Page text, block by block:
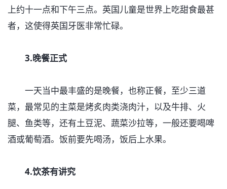
上约十一点和下午三点。英国儿童是世界上吃甜食最甚
者，这使得英国牙医非常忙碌。
3.晚餐正式
一天当中最丰盛的是晚餐，也称正餐，至少三道
菜，最常见的主菜是烤炙肉类浇肉汁，以及牛排、火
腿、鱼类等，还有土豆泥、蔬菜沙拉等，一般还要喝啤
酒或葡萄酒。饭前要先喝汤，饭后上水果。
4.饮茶有讲究